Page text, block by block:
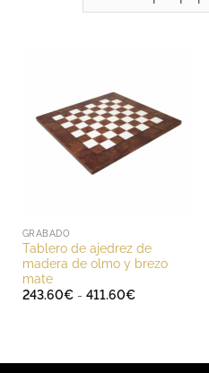
GRABADO
Tablero de ajedrez de
madera de olmo y brezo
mate
243.60€ - 411.60€Rango
411.60€